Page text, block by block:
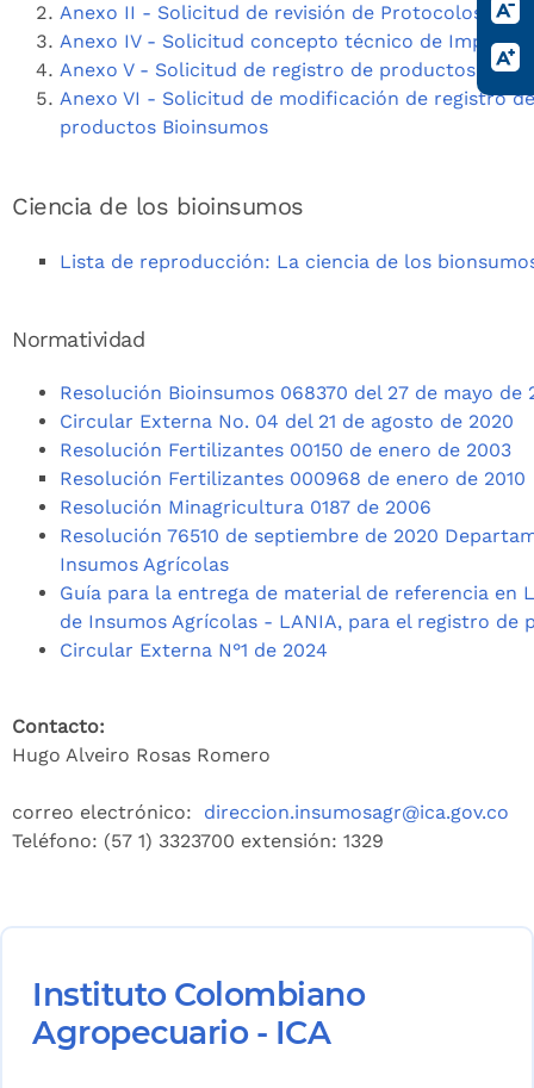
Anexo II - Solicitud de revisión de Protocolos de
Anexo IV - Solicitud concepto técnico de
Anexo V - Solicitud de registro de productos
Anexo VI - Solicitud de modificación de registro
productos Bioinsumos
Ciencia de los bioinsumos
Lista de reproducción: La ciencia de los
Normatividad
Resolución Bioinsumos 068370 del 27 de mayo de
Circular Externa No. 04 del 21 de agosto de 2020
Resolución Fertilizantes 00150 de enero de 2003
Resolución Fertilizantes 000968 de enero de 2010
Resolución Minagricultura 0187 de 2006
Resolución 76510 de septiembre de 2020
Insumos Agrícolas
Guía para la entrega de material de referencia en
de Insumos Agrícolas - LANIA, para el registro de
Circular Externa N°1 de 2024
Contacto:
Hugo Alveiro Rosas Romero
correo electrónico: direccion.insumosagr@ica.gov.co
Teléfono: (57 1) 3323700 extensión: 1329
Instituto Colombiano
Agropecuario - ICA